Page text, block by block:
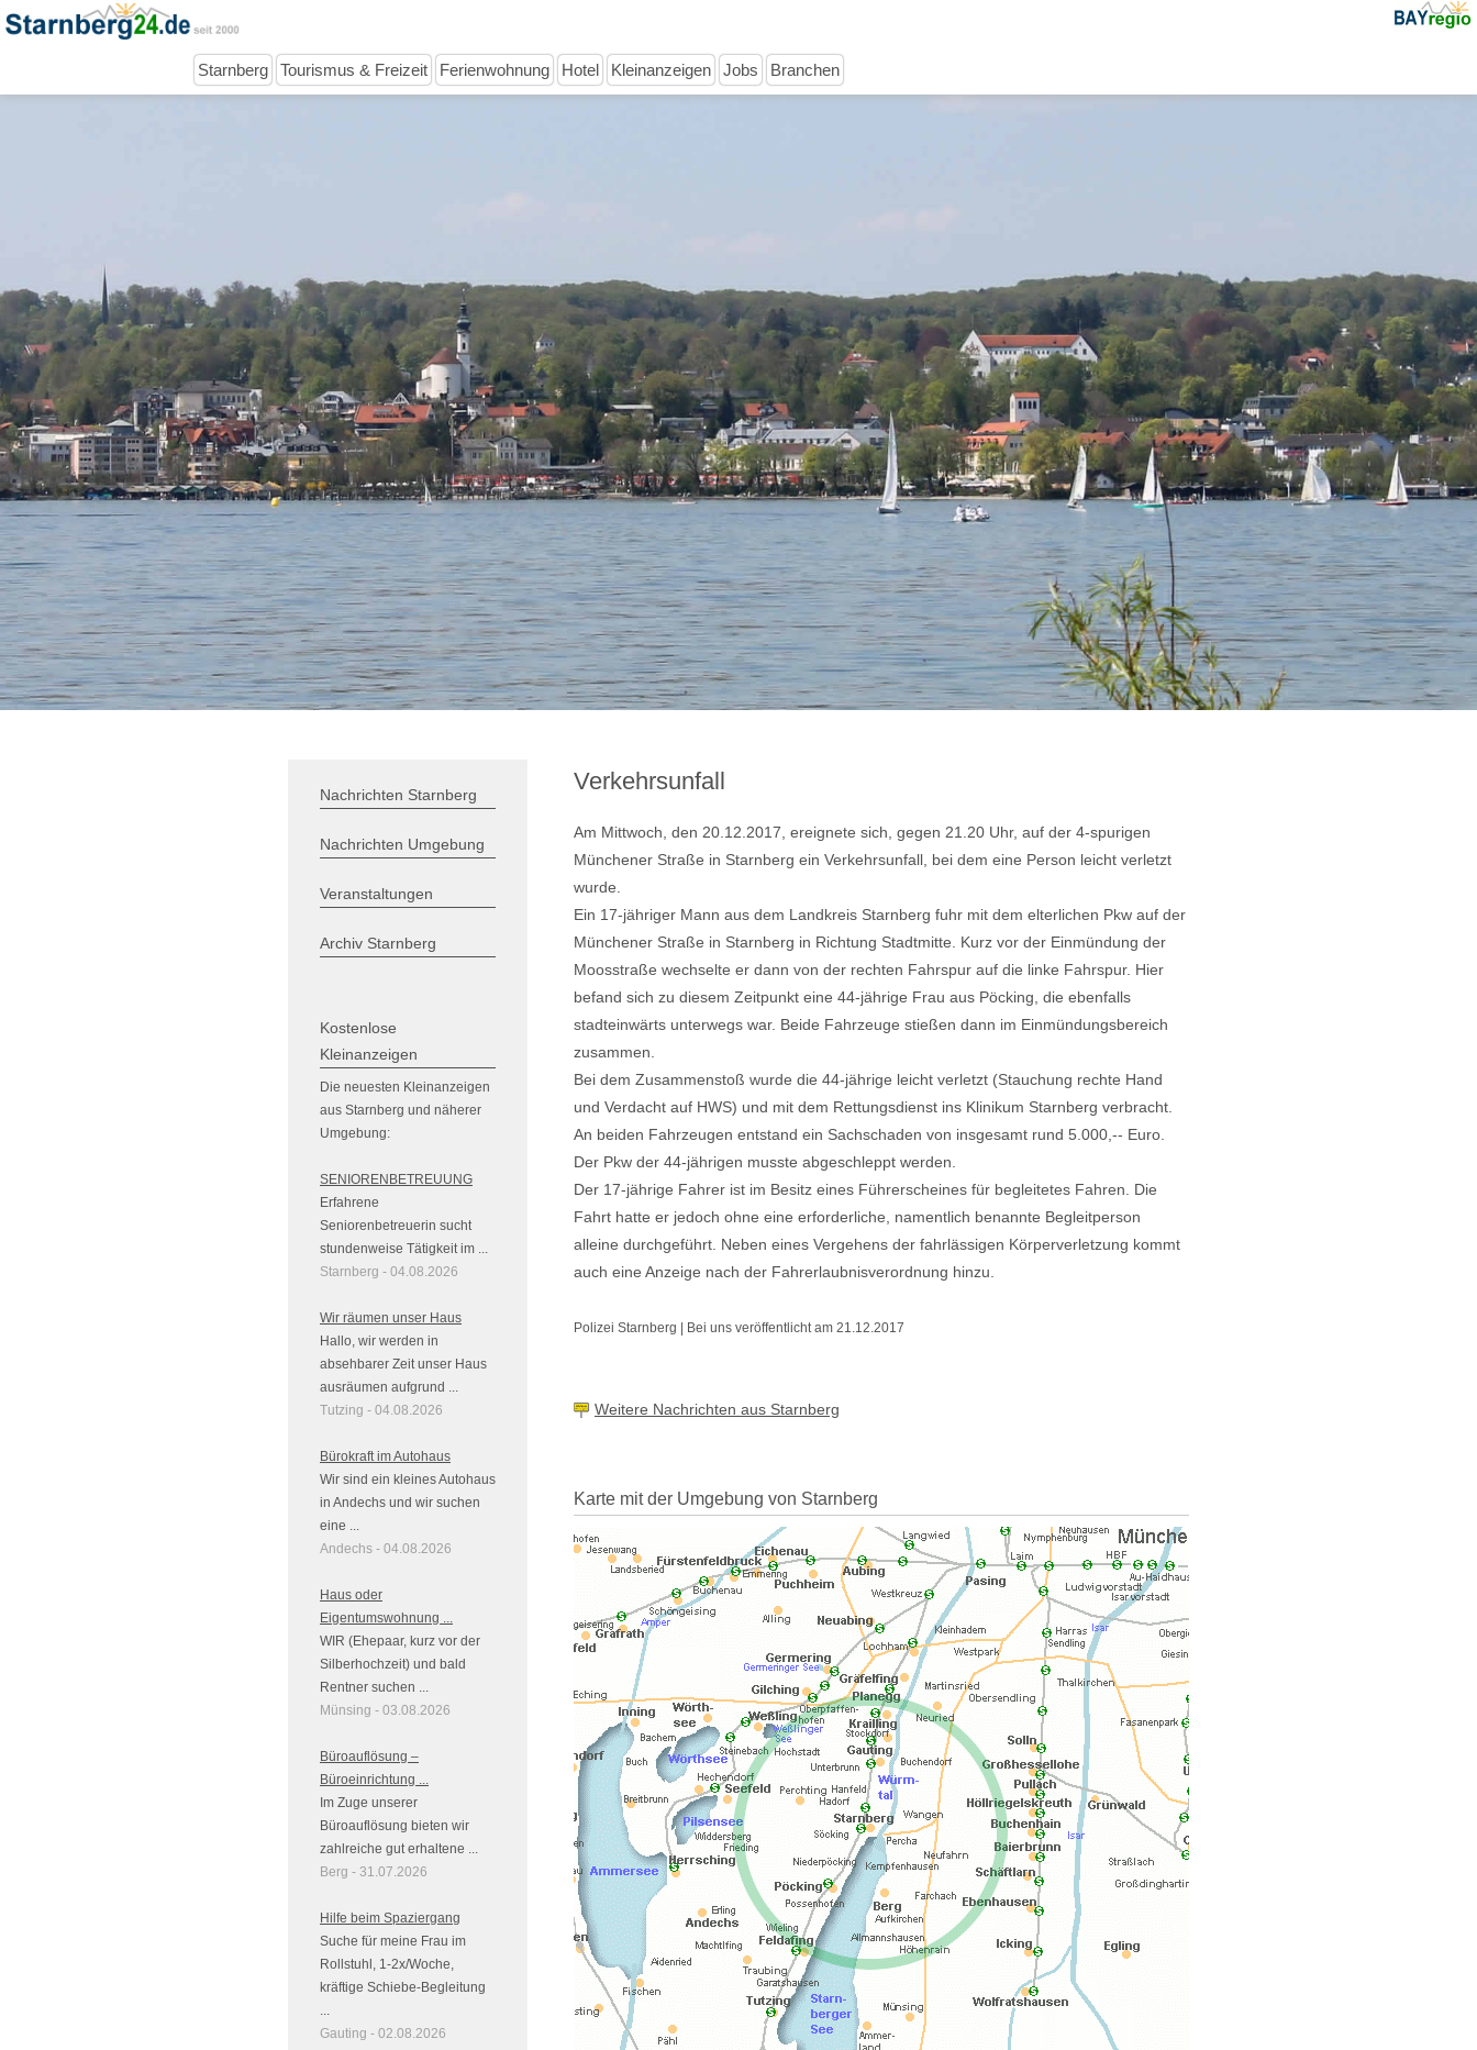
Starnberg Tourismus & Freizeit Ferienwohnung Hotel Kleinanzeigen Jobs Branchen
Nachrichten Starnberg
Nachrichten Umgebung
Veranstaltungen
Archiv Starnberg
Kostenlose
Kleinanzeigen
Die neuesten Kleinanzeigen
aus Starnberg und näherer
Umgebung:
SENIORENBETREUUNG
Erfahrene
Seniorenbetreuerin sucht
stundenweise Tätigkeit im ...
Starnberg - 04.08.2026
Wir räumen unser Haus
Hallo, wir werden in
absehbarer Zeit unser Haus
ausräumen aufgrund ...
Tutzing - 04.08.2026
Bürokraft im Autohaus
Wir sind ein kleines Autohaus
in Andechs und wir suchen
eine ...
Andechs - 04.08.2026
Haus oder
Eigentumswohnung ...
WIR (Ehepaar, kurz vor der
Silberhochzeit) und bald
Rentner suchen ...
Münsing - 03.08.2026
Büroauflösung –
Büroeinrichtung ...
Im Zuge unserer
Büroauflösung bieten wir
zahlreiche gut erhaltene ...
Berg - 31.07.2026
Hilfe beim Spaziergang
Suche für meine Frau im
Rollstuhl, 1-2x/Woche,
kräftige Schiebe-Begleitung
Gauting - 02.08.2026
Verkehrsunfall
Am Mittwoch, den 20.12.2017, ereignete sich, gegen 21.20 Uhr, auf der 4-spurigen
Münchener Straße in Starnberg ein Verkehrsunfall, bei dem eine Person leicht verletzt
wurde.
Ein 17-jähriger Mann aus dem Landkreis Starnberg fuhr mit dem elterlichen Pkw auf der
Münchener Straße in Starnberg in Richtung Stadtmitte. Kurz vor der Einmündung der
Moosstraße wechselte er dann von der rechten Fahrspur auf die linke Fahrspur. Hier
befand sich zu diesem Zeitpunkt eine 44-jährige Frau aus Pöcking, die ebenfalls
stadteinwärts unterwegs war. Beide Fahrzeuge stießen dann im Einmündungsbereich
zusammen.
Bei dem Zusammenstoß wurde die 44-jährige leicht verletzt (Stauchung rechte Hand
und Verdacht auf HWS) und mit dem Rettungsdienst ins Klinikum Starnberg verbracht.
An beiden Fahrzeugen entstand ein Sachschaden von insgesamt rund 5.000,-- Euro.
Der Pkw der 44-jährigen musste abgeschleppt werden.
Der 17-jährige Fahrer ist im Besitz eines Führerscheines für begleitetes Fahren. Die
Fahrt hatte er jedoch ohne eine erforderliche, namentlich benannte Begleitperson
alleine durchgeführt. Neben eines Vergehens der fahrlässigen Körperverletzung kommt
auch eine Anzeige nach der Fahrerlaubnisverordnung hinzu.
Polizei Starnberg | Bei uns veröffentlicht am 21.12.2017
Weitere Nachrichten aus Starnberg
Karte mit der Umgebung von Starnberg